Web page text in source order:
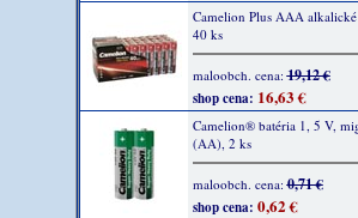
Camelion Plus AAA
40 ks
maloobch. cena:19,12 €
shop cena: 16,63 €
Camelion® batéria 1, 5 V,
(AA), 2 ks
maloobch. cena:0,71 €
shop cena: 0,62 €